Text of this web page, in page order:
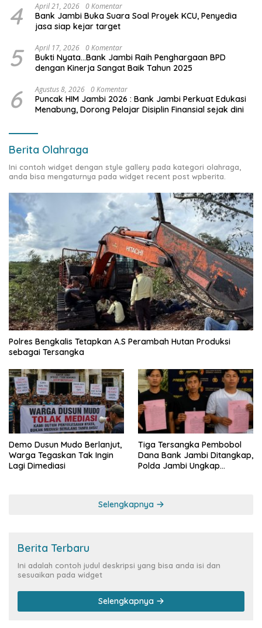
4 April 21, 2026 0 Komentar
Bank Jambi Buka Suara Soal Proyek KCU, Penyedia
jasa siap kejar target
5 April 17, 2026 0 Komentar
Bukti Nyata…Bank Jambi Raih Penghargaan BPD
dengan Kinerja Sangat Baik Tahun 2025
6 Agustus 8, 2026 0 Komentar
Puncak HIM Jambi 2026 : Bank Jambi Perkuat Edukasi
Menabung, Dorong Pelajar Disiplin Finansial sejak dini
Berita Olahraga
Ini contoh widget dengan style gallery pada kategori olahraga,
anda bisa mengaturnya pada widget recent post wpberita.
Polres Bengkalis Tetapkan A.S Perambah Hutan Produksi
sebagai Tersangka
Demo Dusun Mudo Berlanjut,
Warga Tegaskan Tak Ingin
Lagi Dimediasi
Tiga Tersangka Pembobol
Dana Bank Jambi Ditangkap,
Polda Jambi Ungkap
Selengkapnya
Berita Terbaru
Ini adalah contoh judul deskripsi yang bisa anda isi dan
sesuaikan pada widget
Selengkapnya